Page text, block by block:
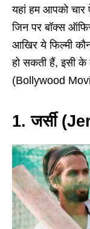
यहां हम आपको चार
जिन पर बॉक्स
आखिर ये फिल्मी
हो सकती हैं, इसी के
(Bollywood
1. जर्सी